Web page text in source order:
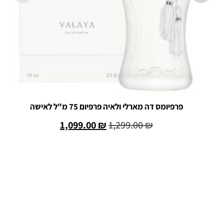
פרפיומס דה מארלי ולאיה פרפיום 75 מ"ל לאישה
1,299.00₪
1,099.00₪